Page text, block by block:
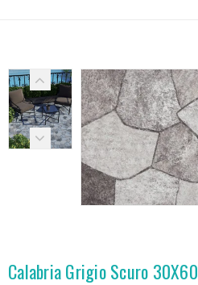
Calabria Grigio Scuro 30X60